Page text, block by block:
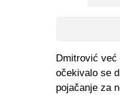
Dmitrović već
očekivalo se
pojačanje za